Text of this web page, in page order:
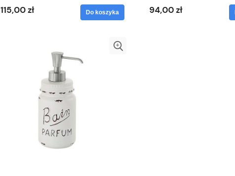
115,00 zł Do koszyka 94,00 zł